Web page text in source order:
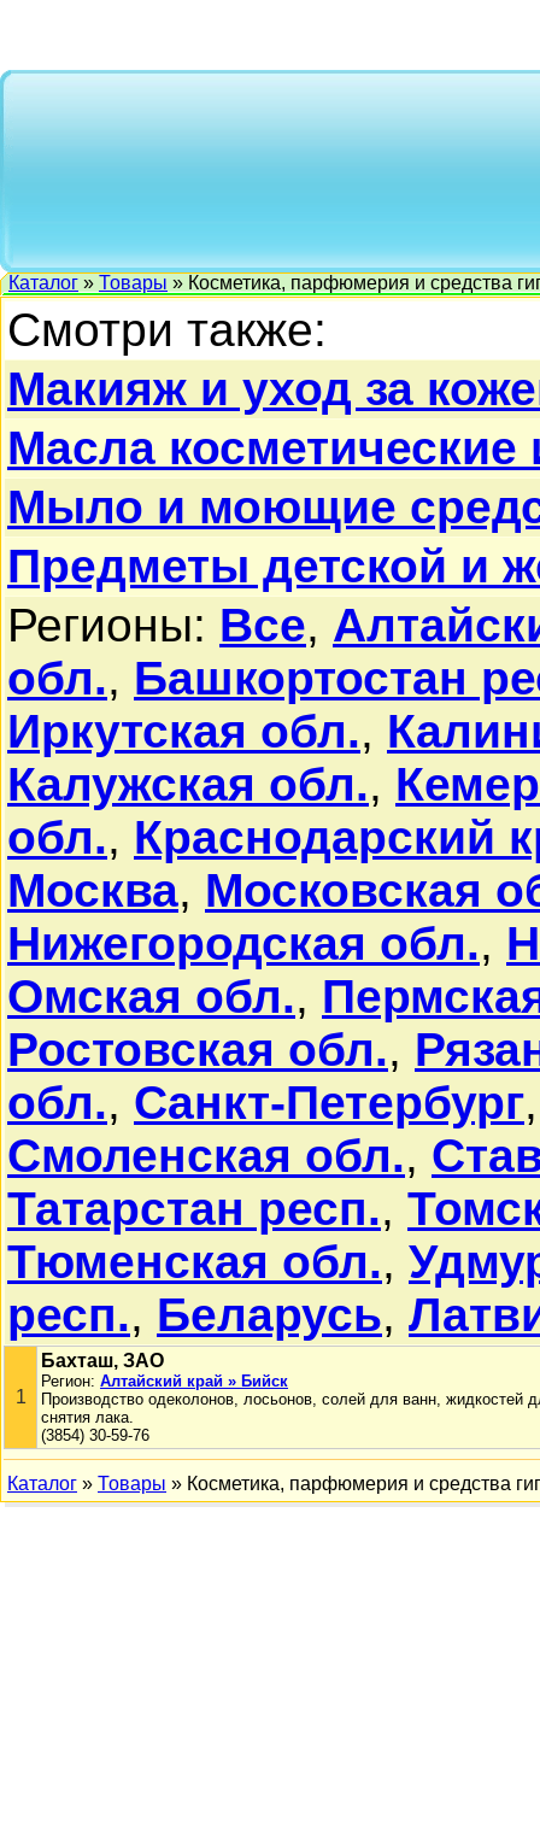
Каталог » Товары » Косметика, парфюмерия и средства
Смотри также:
Макияж и уход за
Масла
Мыло и моющие
Предметы детской и
Регионы: Все,
обл., Башкортостан
Иркутская обл.,
Калужская обл.,
обл., Краснодарский
Москва, Московская
Нижегородская обл.,
Омская обл.,
Ростовская обл.,
обл., Санкт-Петербург
Смоленская обл.,
Татарстан респ.,
Тюменская обл.,
респ., Беларусь,
1
Бахташ, ЗАО
Регион: Алтайский край » Бийск
Производство одеколонов, лосьонов, солей для ванн, жидкостей
снятия лака.
(3854) 30-59-76
Каталог » Товары » Косметика, парфюмерия и средства